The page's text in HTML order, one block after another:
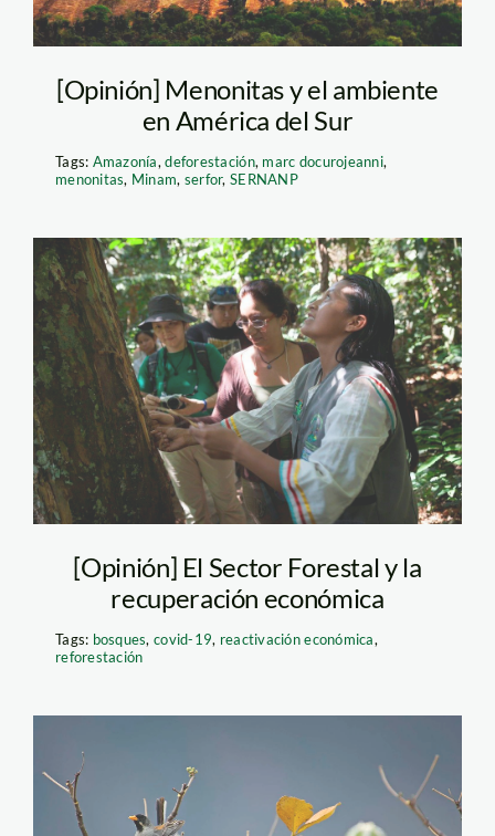
[Opinión] Menonitas y el ambiente
en América del Sur
Tags: Amazonía,deforestación, marc docurojeanni,
menonitas, Minam, serfor,SERNANP
PPrado_13
[Opinión] El Sector Forestal y la
recuperación económica
Tags: bosques,covid-19, reactivación económica,
reforestación
_WHW4977